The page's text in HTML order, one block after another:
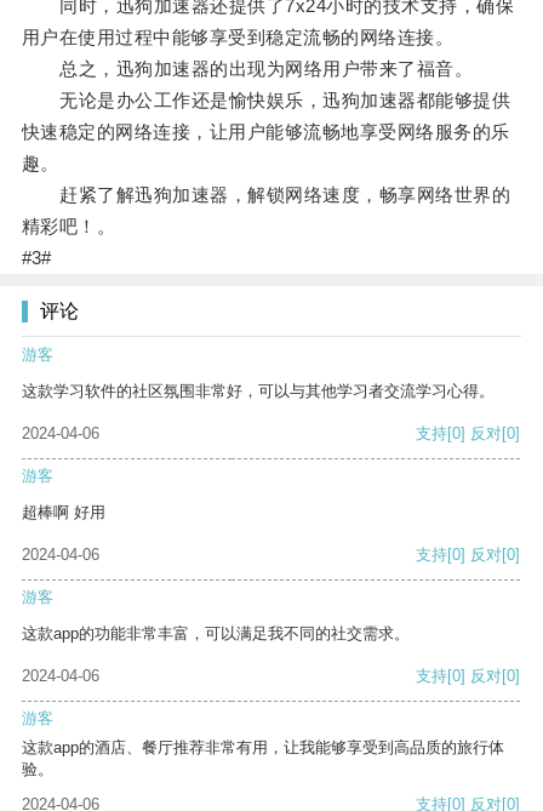
同时，迅狗加速器还提供了7x24小时的技术支持，确保
用户在使用过程中能够享受到稳定流畅的网络连接。
总之，迅狗加速器的出现为网络用户带来了福音。
无论是办公工作还是愉快娱乐，迅狗加速器都能够提供
快速稳定的网络连接，让用户能够流畅地享受网络服务的乐
趣。
赶紧了解迅狗加速器，解锁网络速度，畅享网络世界的
精彩吧！。
#3#
评论
游客
这款学习软件的社区氛围非常好，可以与其他学习者交流学习心得。
2024-04-06 支持[0] 反对[0]
游客
超棒啊 好用
2024-04-06 支持[0] 反对[0]
游客
这款app的功能非常丰富，可以满足我不同的社交需求。
2024-04-06 支持[0] 反对[0]
游客
这款app的酒店、餐厅推荐非常有用，让我能够享受到高品质的旅行体
验。
2024-04-06
支持[0] 反对[0]